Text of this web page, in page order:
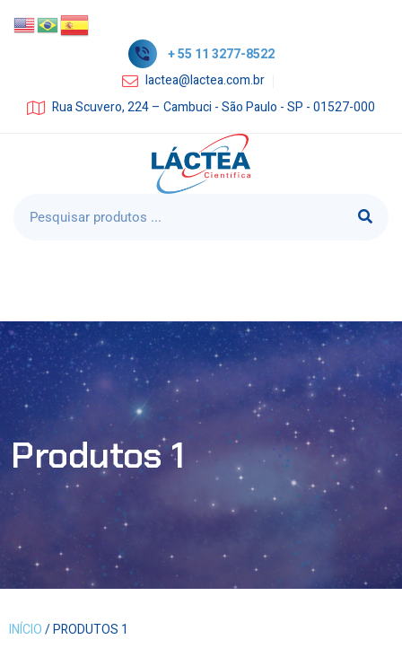
+ 55 11 3277-8522
lactea@lactea.com.br
Rua Scuvero, 224 – Cambuci - São Paulo - SP - 01527-000
Produtos 1
INÍCIO/ PRODUTOS 1